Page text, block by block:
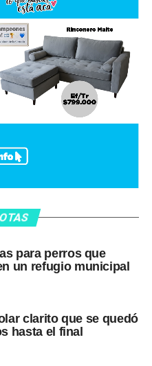
para perros que
un refugio municipal
clarito que se quedó
hasta el final